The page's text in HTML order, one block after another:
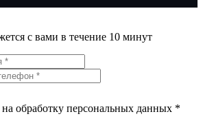
с вами в течение 10 минут
на обработку персональных данных *